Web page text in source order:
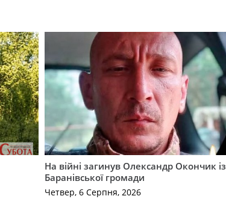
На війні загинув Олександр Окончик із
Баранівської громади
Четвер, 6 Серпня, 2026